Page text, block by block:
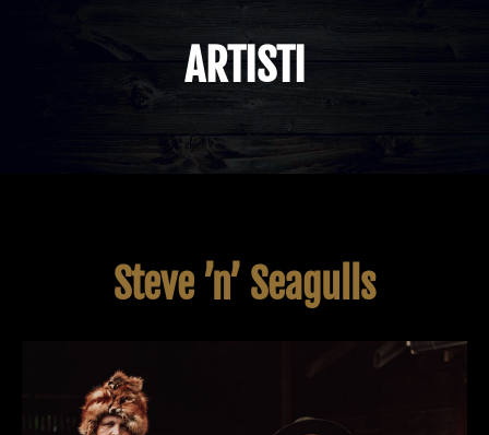
ARTISTI
Steve ’n’ Seagulls